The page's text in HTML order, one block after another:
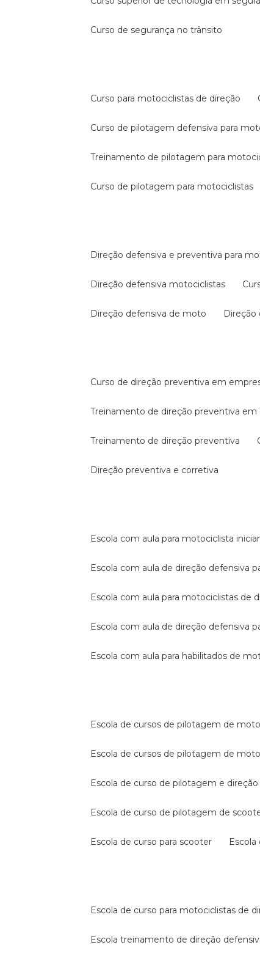
curso de segurança no trânsito
curso para motociclistas de direção
curso de pilotagem defensiva para
treinamento de pilotagem para
curso de pilotagem para motociclistas
direção defensiva e preventiva para
direção defensiva motociclistas
direção defensiva de moto
curso de direção preventiva em
treinamento de direção preventiva em
treinamento de direção preventiva
direção preventiva e corretiva
escola com aula para motociclista
escola com aula de direção defensiva
escola com aula para motociclistas de
escola com aula de direção defensiva
escola com aula para habilitados de
escola de cursos de pilotagem de
escola de cursos de pilotagem de
escola de curso de pilotagem e
escola de curso de pilotagem de
escola de curso para scooter
escola de curso para motociclistas de
escola treinamento de direção